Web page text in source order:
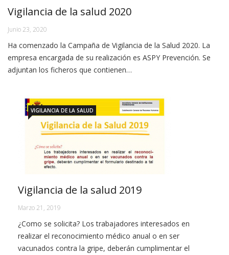
Vigilancia de la salud 2020
Junio 23, 2020
Ha comenzado la Campaña de Vigilancia de la Salud 2020. La
empresa encargada de su realización es ASPY Prevención. Se
adjuntan los ficheros que contienen…
VIGILANCIA DE LA SALUD
Vigilancia de la salud 2019
Marzo 21, 2019
¿Como se solicita? Los trabajadores interesados en
realizar el reconocimiento médico anual o en ser
vacunados contra la gripe, deberán cumplimentar el